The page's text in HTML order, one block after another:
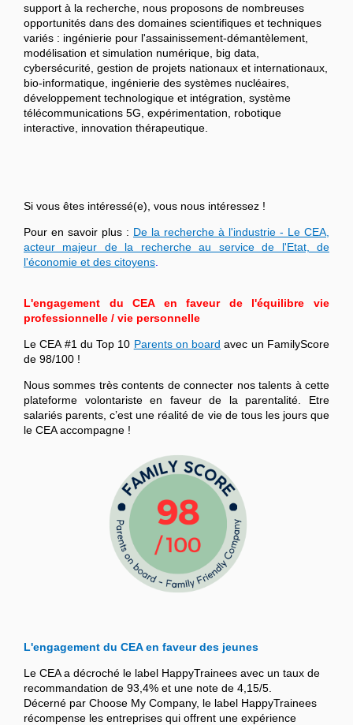
support à la recherche, nous proposons de nombreuses
opportunités dans des domaines scientifiques et techniques
variés : ingénierie pour l'assainissement-démantèlement,
modélisation et simulation numérique, big data,
cybersécurité, gestion de projets nationaux et internationaux,
bio-informatique, ingénierie des systèmes nucléaires,
développement technologique et intégration, système
télécommunications 5G, expérimentation, robotique
interactive, innovation thérapeutique.
Si vous êtes intéressé(e), vous nous intéressez !
Pour en savoir plus : De la recherche à l'industrie - Le CEA,
acteur majeur de la recherche au service de l'Etat, de
l'économie et des citoyens
L'engagement du CEA en faveur de l'équilibre vie
professionnelle / vie personnelle
Le CEA #1 du Top 10 Parents on board avec un FamilyScore
de 98/100 !
Nous sommes très contents de connecter nos talents à cette
plateforme volontariste en faveur de la parentalité. Etre
salariés parents, c’est une réalité de vie de tous les jours que
le CEA accompagne !
L'engagement du CEA en faveur des jeunes
Le CEA a décroché le label HappyTrainees avec un taux de
recommandation de 93,4% et une note de 4,15/5.
Décerné par Choose My Company, le label HappyTrainees
récompense les entreprises qui offrent une expérience